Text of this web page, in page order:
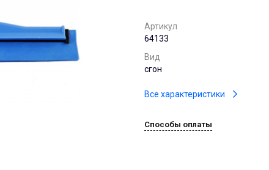
Артикул
64133
Вид
сгон
Все характеристики
Способы оплаты